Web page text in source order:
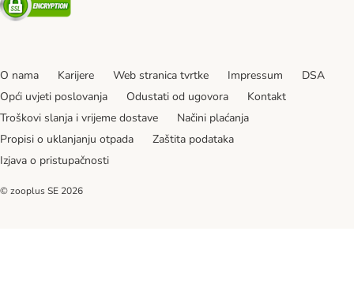
O nama Karijere Web stranica tvrtke Impressum
DSA
Opći uvjeti poslovanja
Odustati od ugovora
Kontakt
Troškovi slanja i vrijeme dostave
Načini plaćanja
Propisi o uklanjanju otpada
Zaštita podataka
Izjava o pristupačnosti
© zooplus SE 2026